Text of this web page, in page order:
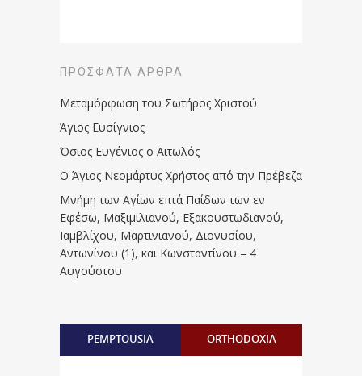
ΠΡΌΣΦΑΤΑ ΆΡΘΡΑ
Μεταμόρφωση του Σωτήρος Χριστού
Άγιος Ευσίγνιος
Όσιος Ευγένιος ο Αιτωλός
Ο Άγιος Νεομάρτυς Χρήστος από την Πρέβεζα
Μνήμη των Aγίων επτά Παίδων των εν
Eφέσω, Mαξιμιλιανού, Eξακουστωδιανού,
Iαμβλίχου, Mαρτινιανού, Διονυσίου,
Aντωνίνου (1), και Kωνσταντίνου – 4
Αυγούστου
PEMPTOUSIA ORTHODOXIA